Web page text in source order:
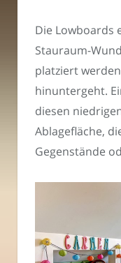
Die Lowboards
Stauraum-
platziert
hinuntergeht.
diesen
Ablagefläche,
Gegenstände